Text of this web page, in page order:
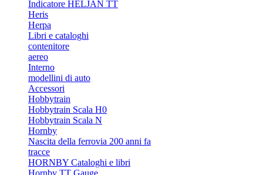
Indicatore HELJAN TT
Heris
Herpa
Libri e cataloghi
contenitore
aereo
Interno
modellini di auto
Accessori
Hobbytrain
Hobbytrain Scala H0
Hobbytrain Scala N
Hornby
Nascita della ferrovia 200 anni fa
tracce
HORNBY Cataloghi e libri
Hornby TT Gauge